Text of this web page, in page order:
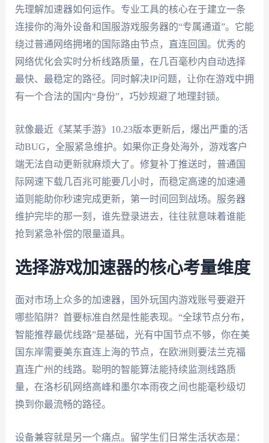
先理解加速器如何运作。专业工具的核心在于建立一条
连接你的海外设备和国服游戏服务器的“专属通道”。它能
绕过普通网络拥堵的国际路由节点，直连回国。优秀的
网络优化会实时分析线路质量，在几百毫秒内自动选择
最快、最稳定的路径。同时解决IP问题，让你在游戏中拥
有一个合法的国内“身份”，巧妙规避了地理封锁。
就像最近《某某手游》10.23版本更新后，爆出严重的活
动BUG，全服紧急维护。如果你正身处海外，游戏客户
端无法自动更新就麻烦大了。修复补丁推送时，普通国
际网速下载几百兆可能要几小时，而稳定高速的加速通
道则能助你秒速完成更新，第一时间回到战场。服务器
维护完毕的那一刻，谁先登录进去，往往就意味着谁能
抢到紧急补偿的限量道具。
选择游戏加速器的核心考量维度
面对市场上众多的加速器，国外玩国内游戏账号要避开
哪些陷阱？首要标准自然是性能表现。“全球节点分布，
智能推荐最优线路”是基础，光有中国节点不够，你在美
国东岸需要美东直连上海的节点，在欧洲则要法兰克福
直连广州的线路。聪明的智能算法能持续监测线路质
量，在洛杉矶网络高峰和墨尔本雨夜之间也能毫秒级切
换到你最流畅的路径。
设备兼容就是另一个痛点。留学生们日常生活状态是：